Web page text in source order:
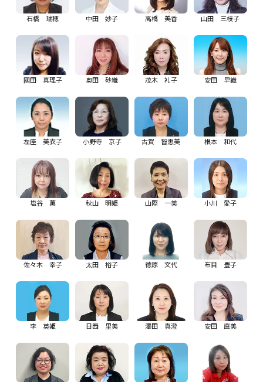
石橋 瑞穂 中田 妙子 高橋 美香 山田 三枝子
國田 真理子 奥田 砂織 茂木 礼子 安田 早織
左座 美衣子 小野寺 京子 古賀 智恵美 根本 和代
塩谷 薫 秋山 明姫 山際 一美 小川 愛子
佐々木 幸子 太田 裕子 德原 文代 布目 豊子
李 英姫 日西 里美 澤田 真澄 安田 直美